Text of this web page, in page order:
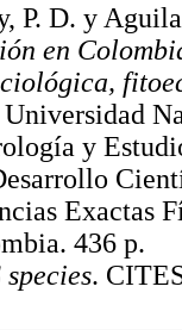
P. D. y
en
y
Exactas
436
.